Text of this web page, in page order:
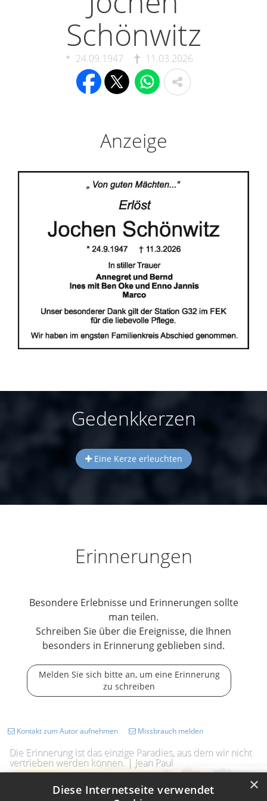
Schönwitz
24.09.1947 11.03.2026
Anzeige
Gedenkkerzen
Eine Kerze erleuchten
Erinnerungen
Besondere Erlebnisse und Erinnerungen sollte
man teilen.
Schreiben Sie über die Ereignisse, die Ihnen
besonders in Erinnerung geblieben sind.
Melden Sie sich bitte an, um eine Erinnerung
zu schreiben
Die Erinnerung ist das einzige Paradies, aus dem wir nicht
vertrieben werden können. | Jean Paul
Kontakt zum Autor aufnehmen Missbrauch melden
×
Diese Internetseite verwendet